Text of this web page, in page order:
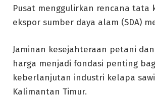
Pusat menggulirkan rencana tata
ekspor sumber daya alam (SDA)
Jaminan kesejahteraan petani
harga menjadi fondasi penting
keberlanjutan industri kelapa
Kalimantan Timur.